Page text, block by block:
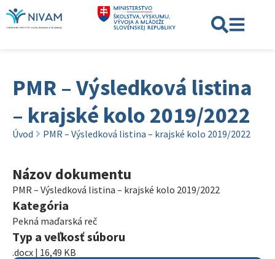
PMR – Výsledková listina
– krajské kolo 2019/2022
Úvod PMR – Výsledková listina – krajské kolo 2019/2022
Názov dokumentu
PMR – Výsledková listina – krajské kolo 2019/2022
Kategória
Pekná maďarská reč
Typ a veľkosť súboru
.docx | 16,49 KB